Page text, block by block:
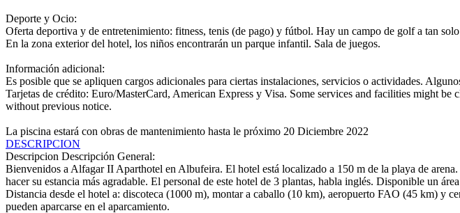
Deporte y Ocio:
Oferta deportiva y de entretenimiento: fitness, tenis (de pago) y fútbol. Hay un campo de golf a tan
En la zona exterior del hotel, los niños encontrarán un parque infantil. Sala de juegos.
Información adicional:
Es posible que se apliquen cargos adicionales para ciertas instalaciones, servicios o actividades.
Tarjetas de crédito: Euro/MasterCard, American Express y Visa. Some services and facilities might
without previous notice.
La piscina estará con obras de mantenimiento hasta le próximo 20 Diciembre 2022
DESCRIPCION
Descripcion Descripción General:
Bienvenidos a Alfagar II Aparthotel en Albufeira. El hotel está localizado a 150 m de la playa de
hacer su estancia más agradable. El personal de este hotel de 3 plantas, habla inglés. Disponible un
Distancia desde el hotel a: discoteca (1000 m), montar a caballo (10 km), aeropuerto FAO (45 km) y
pueden aparcarse en el aparcamiento.